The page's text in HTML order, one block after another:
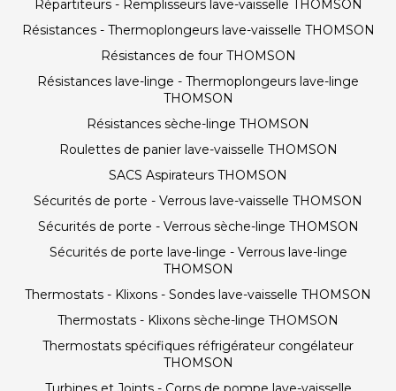
Répartiteurs - Remplisseurs lave-vaisselle THOMSON
Résistances - Thermoplongeurs lave-vaisselle THOMSON
Résistances de four THOMSON
Résistances lave-linge - Thermoplongeurs lave-linge
THOMSON
Résistances sèche-linge THOMSON
Roulettes de panier lave-vaisselle THOMSON
SACS Aspirateurs THOMSON
Sécurités de porte - Verrous lave-vaisselle THOMSON
Sécurités de porte - Verrous sèche-linge THOMSON
Sécurités de porte lave-linge - Verrous lave-linge
THOMSON
Thermostats - Klixons - Sondes lave-vaisselle THOMSON
Thermostats - Klixons sèche-linge THOMSON
Thermostats spécifiques réfrigérateur congélateur
THOMSON